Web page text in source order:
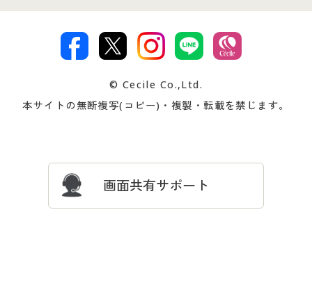
著作権・商標について 会社案内
プレゼント＆キャンペーン サイトマップ
交換・返品は お支払は
ついて
忘れの場合
© Cecile Co.,Ltd.
本サイトの無断複写(コピー)・複製・転載を禁じます。
画面共有サポート